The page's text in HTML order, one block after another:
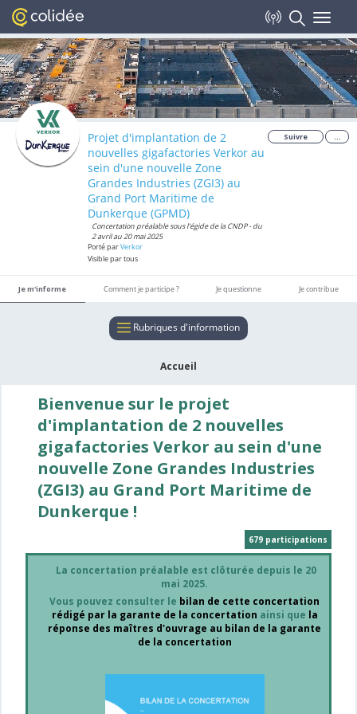
Toggle
Projet d'implantation de 2
nouvelles gigafactories Verkor au
sein d'une nouvelle Zone
Grandes Industries (ZGI3) au
Grand Port Maritime de
Dunkerque (GPMD)
Concertation préalable sous l'égide de la CNDP - du
2 avril au 20 mai 2025
Porté parVerkor
Visible par tous
Suivre ...
Je m'informe Comment je participe ? Je questionne Je contribue
Rubriques d'information
Accueil
Bienvenue sur le projet
d'implantation de 2 nouvelles
gigafactories Verkor au sein d'une
nouvelle Zone Grandes Industries
(ZGI3) au Grand Port Maritime de
Dunkerque !
679 participations
La concertation préalable est clôturée depuis le 20
mai 2025.
Vous pouvez consulter le bilan de cette concertation
rédigé par la garante de la concertation ainsi que la
réponse des maîtres d'ouvrage au bilan de la garante
de la concertation
Colidée
Ethics Group
Gratuit - Google Play
Voir